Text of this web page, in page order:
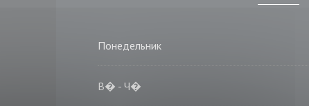
Понедельник
В� - Ч�